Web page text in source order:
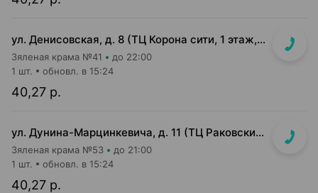
ул. Денисовская, д. 8 (ТЦ Корона сити, 1 этаж, "островок" возле м-на "5 элемент")
Зяленая крама №41 до 22:00
40,27 р.
1 шт. обновл. в 15:24
ул. Дунина-Марцинкевича, д. 11 (ТЦ Раковский кирмаш, цокольный этаж)
Зяленая крама №53 до 21:00
40,27 р.
1 шт. обновл. в 15:24